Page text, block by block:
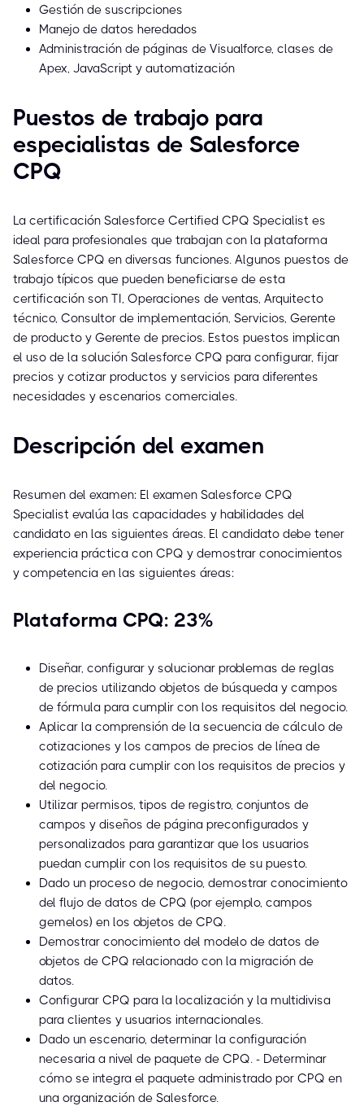
Gestión de suscripciones
Manejo de datos heredados
Administración de páginas de Visualforce, clases de
Apex, JavaScript y automatización
Puestos de trabajo para
especialistas de Salesforce
CPQ
La certificación Salesforce Certified CPQ Specialist es
ideal para profesionales que trabajan con la plataforma
Salesforce CPQ en diversas funciones. Algunos puestos de
trabajo típicos que pueden beneficiarse de esta
certificación son TI, Operaciones de ventas, Arquitecto
técnico, Consultor de implementación, Servicios, Gerente
de producto y Gerente de precios. Estos puestos implican
el uso de la solución Salesforce CPQ para configurar, fijar
precios y cotizar productos y servicios para diferentes
necesidades y escenarios comerciales.
Descripción del examen
Resumen del examen: El examen Salesforce CPQ
Specialist evalúa las capacidades y habilidades del
candidato en las siguientes áreas. El candidato debe tener
experiencia práctica con CPQ y demostrar conocimientos
y competencia en las siguientes áreas:
Plataforma CPQ: 23%
Diseñar, configurar y solucionar problemas de reglas
de precios utilizando objetos de búsqueda y campos
de fórmula para cumplir con los requisitos del negocio.
Aplicar la comprensión de la secuencia de cálculo de
cotizaciones y los campos de precios de línea de
cotización para cumplir con los requisitos de precios y
del negocio.
Utilizar permisos, tipos de registro, conjuntos de
campos y diseños de página preconfigurados y
personalizados para garantizar que los usuarios
puedan cumplir con los requisitos de su puesto.
Dado un proceso de negocio, demostrar conocimiento
del flujo de datos de CPQ (por ejemplo, campos
gemelos) en los objetos de CPQ.
Demostrar conocimiento del modelo de datos de
objetos de CPQ relacionado con la migración de
datos.
Configurar CPQ para la localización y la multidivisa
para clientes y usuarios internacionales.
Dado un escenario, determinar la configuración
necesaria a nivel de paquete de CPQ. - Determinar
cómo se integra el paquete administrado por CPQ en
una organización de Salesforce.